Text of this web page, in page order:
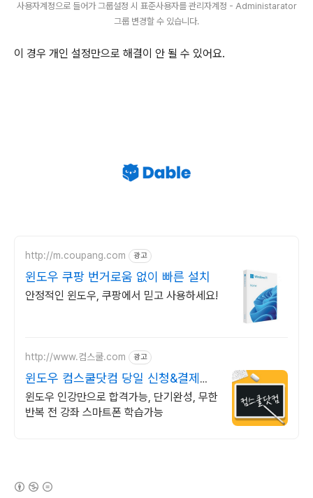
사용자계정으로 들어가 그룹설정 시 표준사용자를 관리자계정 - Administarator
그룹 변경할 수 있습니다.
이 경우 개인 설정만으로 해결이 안 될 수 있어요.
http://m.coupang.com 광고
윈도우 쿠팡 번거로움 없이 빠른 설치
안정적인 윈도우, 쿠팡에서 믿고 사용하세요!
http://www.컴스쿨.com 광고
윈도우 컴스쿨닷컴 당일 신청&결제시
기프티콘!
윈도우 인강만으로 합격가능, 단기완성, 무한
반복 전 강좌 스마트폰 학습가능